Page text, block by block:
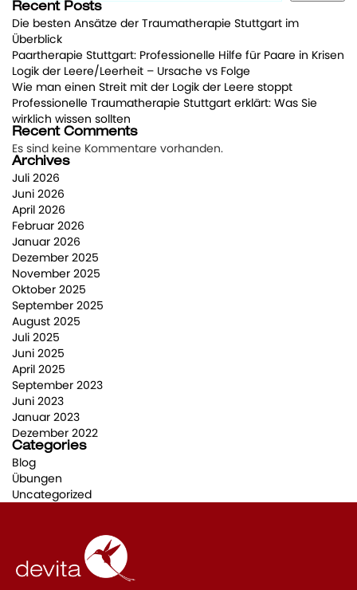
Recent Posts
Die besten Ansätze der Traumatherapie Stuttgart im
Überblick
Paartherapie Stuttgart: Professionelle Hilfe für Paare in Krisen
Logik der Leere/Leerheit – Ursache vs Folge
Wie man einen Streit mit der Logik der Leere stoppt
Professionelle Traumatherapie Stuttgart erklärt: Was Sie
wirklich wissen sollten
Recent Comments
Es sind keine Kommentare vorhanden.
Archives
Juli 2026
Juni 2026
April 2026
Februar 2026
Januar 2026
Dezember 2025
November 2025
Oktober 2025
September 2025
August 2025
Juli 2025
Juni 2025
April 2025
September 2023
Juni 2023
Januar 2023
Dezember 2022
Categories
Blog
Übungen
Uncategorized